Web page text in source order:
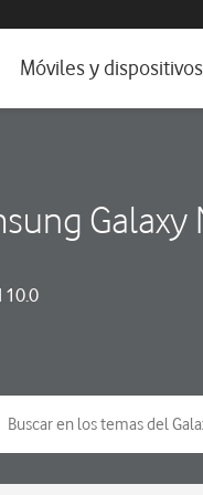
e idioma
Móviles y dispositivos
Ver todos
10.0